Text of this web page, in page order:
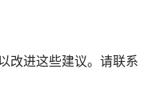
改进这些建议。请联系